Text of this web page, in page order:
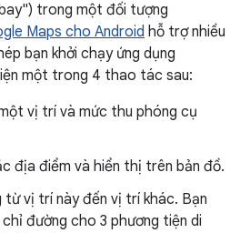
trong một đối tượng
Maps cho Android hỗ trợ nhiều
bạn khởi chạy ứng dụng
một trong 4 thao tác sau:
vị trí và mức thu phóng cụ
địa điểm và hiển thị trên bản đồ.
từ vị trí này đến vị trí khác. Bạn
đường cho 3 phương tiện di